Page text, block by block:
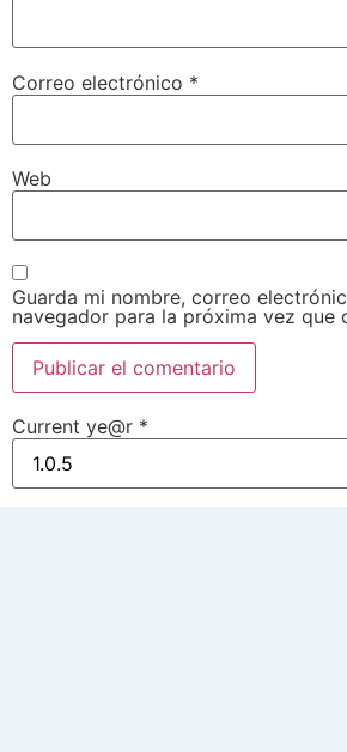
Correo electrónico *
Web
Guarda mi nombre, correo
navegador para la próxima vez que
Current ye@r *